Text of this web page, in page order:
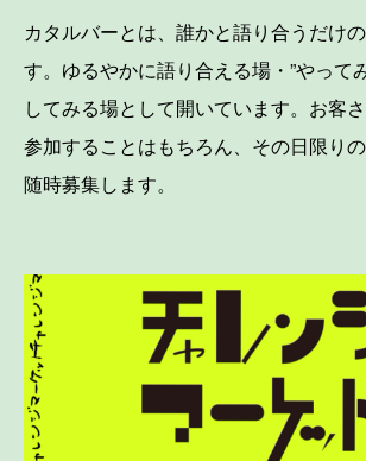
カタルバーとは、誰かと語り合うだけ
す。ゆるやかに語り合える場・”やって
してみる場として開いています。お客
参加することはもちろん、その日限り
随時募集します。